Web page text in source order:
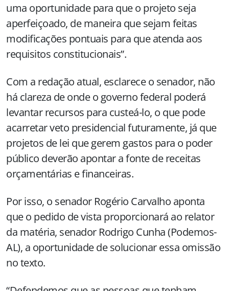
uma oportunidade para que o projeto seja
aperfeiçoado, de maneira que sejam feitas
modificações pontuais para que atenda aos
requisitos constitucionais”.
Com a redação atual, esclarece o senador, não
há clareza de onde o governo federal poderá
levantar recursos para custeá-lo, o que pode
acarretar veto presidencial futuramente, já que
projetos de lei que gerem gastos para o poder
público deverão apontar a fonte de receitas
orçamentárias e financeiras.
Por isso, o senador Rogério Carvalho aponta
que o pedido de vista proporcionará ao relator
da matéria, senador Rodrigo Cunha (Podemos-
AL), a oportunidade de solucionar essa omissão
no texto.